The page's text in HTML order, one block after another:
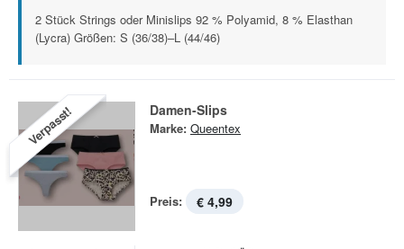
2 Stück Strings oder Minislips 92 % Polyamid, 8 % Elasthan
(Lycra) Größen: S (36/38)–L (44/46)
Verpasst! Damen-Slips
Marke: Queentex
Preis: € 4,99